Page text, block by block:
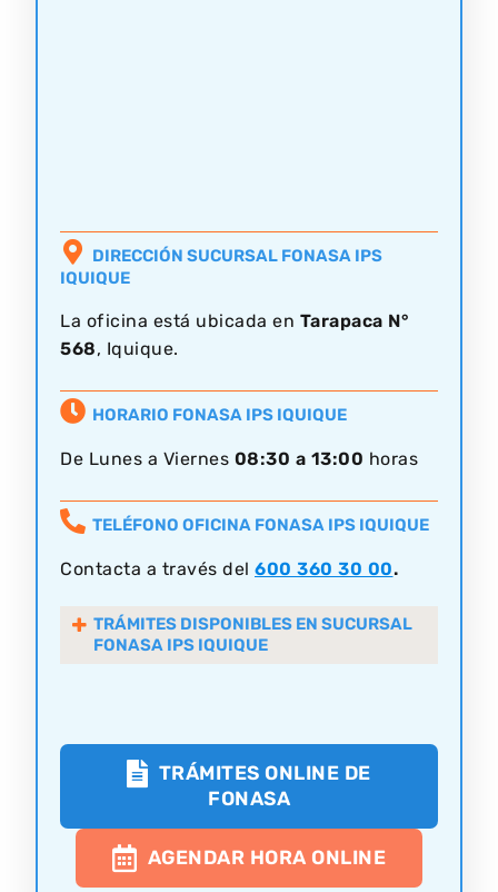
DIRECCIÓN SUCURSAL FONASA IPS
IQUIQUE
La oficina está ubicada en Tarapaca N°
568, Iquique.
HORARIO FONASA IPS IQUIQUE
De Lunes a Viernes 08:30 a 13:00 horas
TELÉFONO OFICINA FONASA IPS IQUIQUE
Contacta a través del 600 360 30 00.
TRÁMITES DISPONIBLES EN SUCURSAL
FONASA IPS IQUIQUE
TRÁMITES ONLINE DE
FONASA
AGENDAR HORA ONLINE